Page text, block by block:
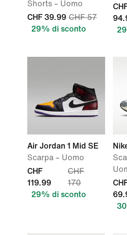
Shorts – Uomo
CHF 39.99 CHF 57
29% di sconto
Air Jordan 1 Mid SE
Scarpa – Uomo
CHF
119.99
CHF
170
29% di sconto